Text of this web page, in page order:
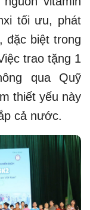
tối ưu, phát
đặc biệt trong
trao tặng 1
qua Quỹ
thiết yếu này
cả nước.